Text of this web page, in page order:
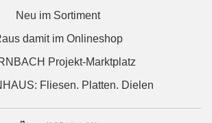
Neu im Sortiment
damit im Onlineshop
Projekt-Marktplatz
Fliesen. Platten. Dielen